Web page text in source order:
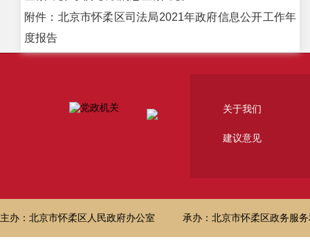
附件：北京市怀柔区司法局2021年政府信息公开工作年
度报告
关于我们
建议意见
主办：北京市怀柔区人民政府办公室 承办：北京市怀柔区政务服